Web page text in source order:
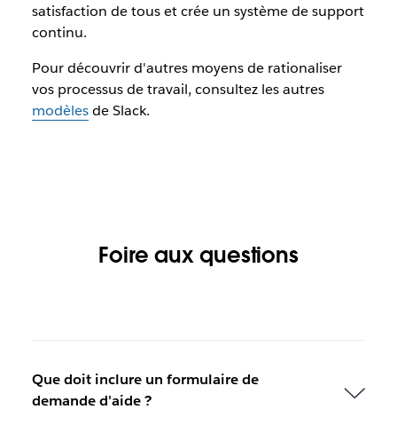
satisfaction de tous et crée un système de support
continu.
Pour découvrir d'autres moyens de rationaliser
vos processus de travail, consultez les autres
modèlesde Slack.
Foire aux questions
Que doit inclure un formulaire de
demande d'aide ?